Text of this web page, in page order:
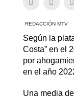
REDACCIÓN MTV
Según la
Costa” en el
por
en el año
Una media